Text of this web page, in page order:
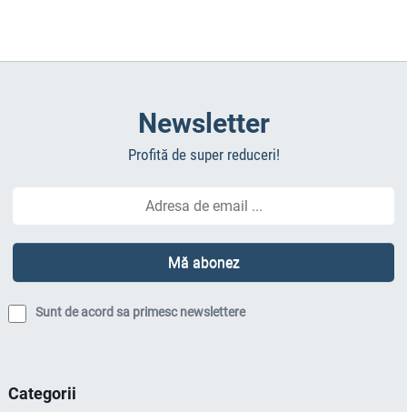
Newsletter
Profită de super reduceri!
Sunt de acord sa primesc newslettere
Categorii